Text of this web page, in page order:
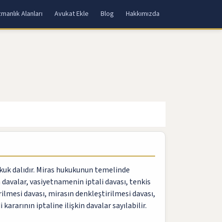
Alanları Avukat Ekle Blog Hakkımızda
dalıdır. Miras hukukunun temelinde
davalar, vasiyetnamenin iptali davası, tenkis
davası, mirasın denkleştirilmesi davası,
iptaline ilişkin davalar sayılabilir.